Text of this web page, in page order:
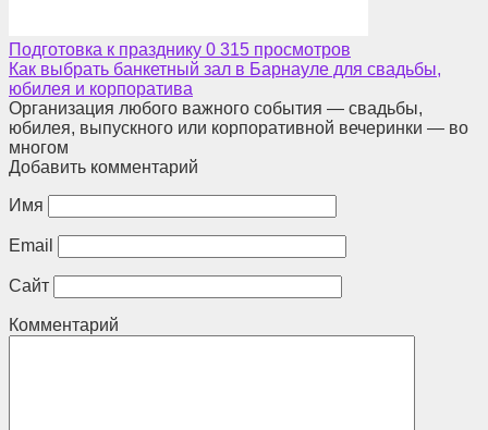
Подготовка к празднику 0 315 просмотров
Как выбрать банкетный зал в Барнауле для свадьбы,
юбилея и корпоратива
Организация любого важного события — свадьбы,
юбилея, выпускного или корпоративной вечеринки — во
многом
Добавить комментарий
Имя
Email
Сайт
Комментарий